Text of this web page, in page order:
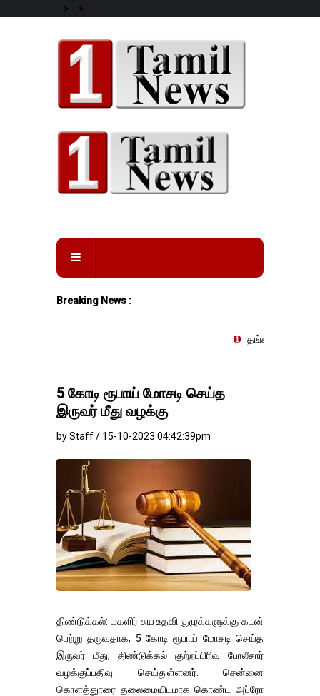
--> -->
Breaking News :
தங்கம்-வெள்ளி விலை
5 கோடி ரூபாய் மோசடி செய்த
இருவர் மீது வழக்கு
by Staff / 15-10-2023 04:42:39pm
திண்டுக்கல்: மகளிர் சுய உதவி குழுக்களுக்கு கடன்
பெற்று தருவதாக, 5 கோடி ரூபாய் மோசடி செய்த
இருவர் மீது, திண்டுக்கல் குற்றப்பிரிவு போலீசார்
வழக்குப்பதிவு செய்துள்ளனர். சென்னை
கொளத்துாரை தலைமையிடமாக கொண்ட அப்ரோ